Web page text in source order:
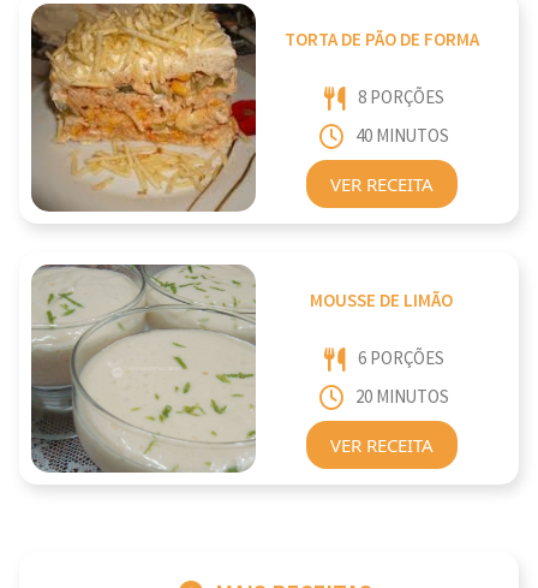
TORTA DE PÃO DE FORMA
8 PORÇÕES
40 MINUTOS
VER RECEITA
MOUSSE DE LIMÃO
6 PORÇÕES
20 MINUTOS
VER RECEITA